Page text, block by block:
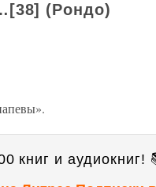
(Рондо)
книг и аудиокниг!